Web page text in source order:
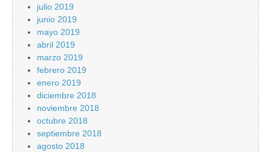
julio 2019
junio 2019
mayo 2019
abril 2019
marzo 2019
febrero 2019
enero 2019
diciembre 2018
noviembre 2018
octubre 2018
septiembre 2018
agosto 2018